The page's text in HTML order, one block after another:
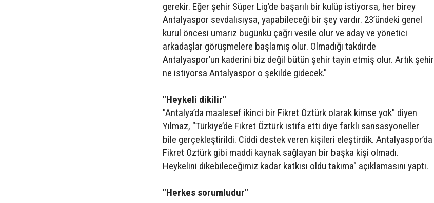
gerekir. Eğer şehir Süper Lig’de başarılı bir kulüp istiyorsa, her birey
Antalyaspor sevdalısıysa, yapabileceği bir şey vardır. 23’ündeki genel
kurul öncesi umarız bugünkü çağrı vesile olur ve aday ve yönetici
arkadaşlar görüşmelere başlamış olur. Olmadığı takdirde
Antalyaspor’un kaderini biz değil bütün şehir tayin etmiş olur. Artık şehir
ne istiyorsa Antalyaspor o şekilde gidecek."
"Heykeli dikilir"
"Antalya’da maalesef ikinci bir Fikret Öztürk olarak kimse yok" diyen
Yılmaz, "Türkiye’de Fikret Öztürk istifa etti diye farklı sansasyoneller
bile gerçekleştirildi. Ciddi destek veren kişileri eleştirdik. Antalyaspor’da
Fikret Öztürk gibi maddi kaynak sağlayan bir başka kişi olmadı.
Heykelini dikebileceğimiz kadar katkısı oldu takıma" açıklamasını yaptı.
"Herkes sorumludur"